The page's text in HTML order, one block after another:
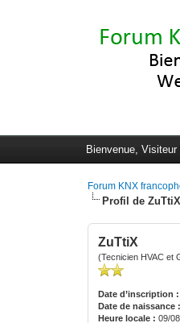
Bienvenue, Visiteur
Forum KNX
Profil de ZuTtiX
ZuTtiX
(Tecnicien HVAC et
Date d’inscription :
Date de naissance :
Heure locale : 09/